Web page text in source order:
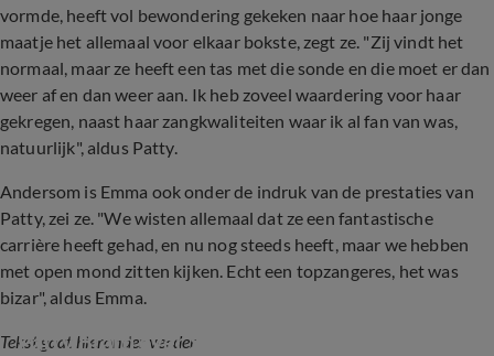
vormde, heeft vol bewondering gekeken naar hoe haar jonge
maatje het allemaal voor elkaar bokste, zegt ze. "Zij vindt het
normaal, maar ze heeft een tas met die sonde en die moet er dan
weer af en dan weer aan. Ik heb zoveel waardering voor haar
gekregen, naast haar zangkwaliteiten waar ik al fan van was,
natuurlijk", aldus Patty.
Andersom is Emma ook onder de indruk van de prestaties van
Patty, zei ze. "We wisten allemaal dat ze een fantastische
carrière heeft gehad, en nu nog steeds heeft, maar we hebben
met open mond zitten kijken. Echt een topzangeres, het was
bizar", aldus Emma.
Tekst gaat hieronder verder
Patty Brard over Stars on Stage